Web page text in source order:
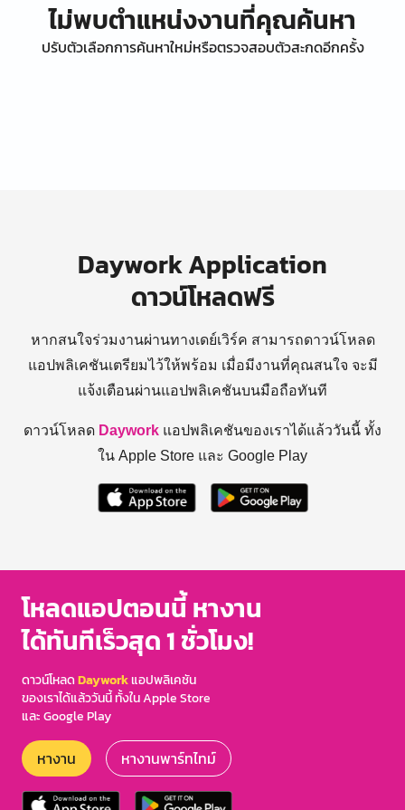
ไม่พบตำแหน่งงานที่คุณค้นหา
ปรับตัวเลือกการค้นหาใหม่หรือตรวจสอบตัวสะกดอีกครั้ง
Daywork Application
ดาวน์โหลดฟรี
หากสนใจร่วมงานผ่านทางเดย์เวิร์ค สามารถดาวน์โหลด
แอปพลิเคชันเตรียมไว้ให้พร้อม เมื่อมีงานที่คุณสนใจ จะมี
แจ้งเตือนผ่านแอปพลิเคชันบนมือถือทันที
ดาวน์โหลด Daywork แอปพลิเคชันของเราได้แล้ววันนี้ ทั้ง
ใน Apple Store และ Google Play
โหลดแอปตอนนี้ หางาน
ได้ทันทีเร็วสุด 1 ชั่วโมง!
ดาวน์โหลดDayworkแอปพลิเคชัน
ของเราได้แล้ววันนี้ ทั้งใน Apple Store
และ Google Play
หางาน หางานพาร์ทไทม์